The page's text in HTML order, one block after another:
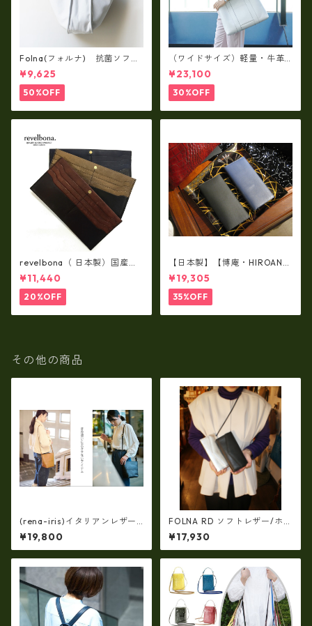
Folna(フォルナ) 抗菌ソフト
スムースレザー トートバッグ
¥9,625
50%OFF
（ワイドサイズ）軽量・牛革
製品・2WAYヌメ革トートバッ
グ（A3サイズ/日本製）(高収
納）ir-02G
¥23,100
30%OFF
revelbona（ 日本製）国産牛
革製・お札入れ ロングウォ
レット rl-001
¥11,440
20%OFF
【日本製】【博庵・HIROAN】
最高級牛革（ボーテッド）札
入れ・長財布 ha-21535
¥19,305
35%OFF
その他の商品
(rena-iris)イタリアンレザー
（シュリンク革）・斜め掛け
ショルダー（日本製）ri-722
¥19,800
FOLNA RD ソフトレザー/ホイ
ルレザー エンべロープ 長財
布 fo-2993901
¥17,930